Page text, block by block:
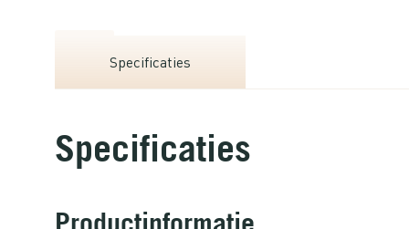
Specificaties
Specificaties